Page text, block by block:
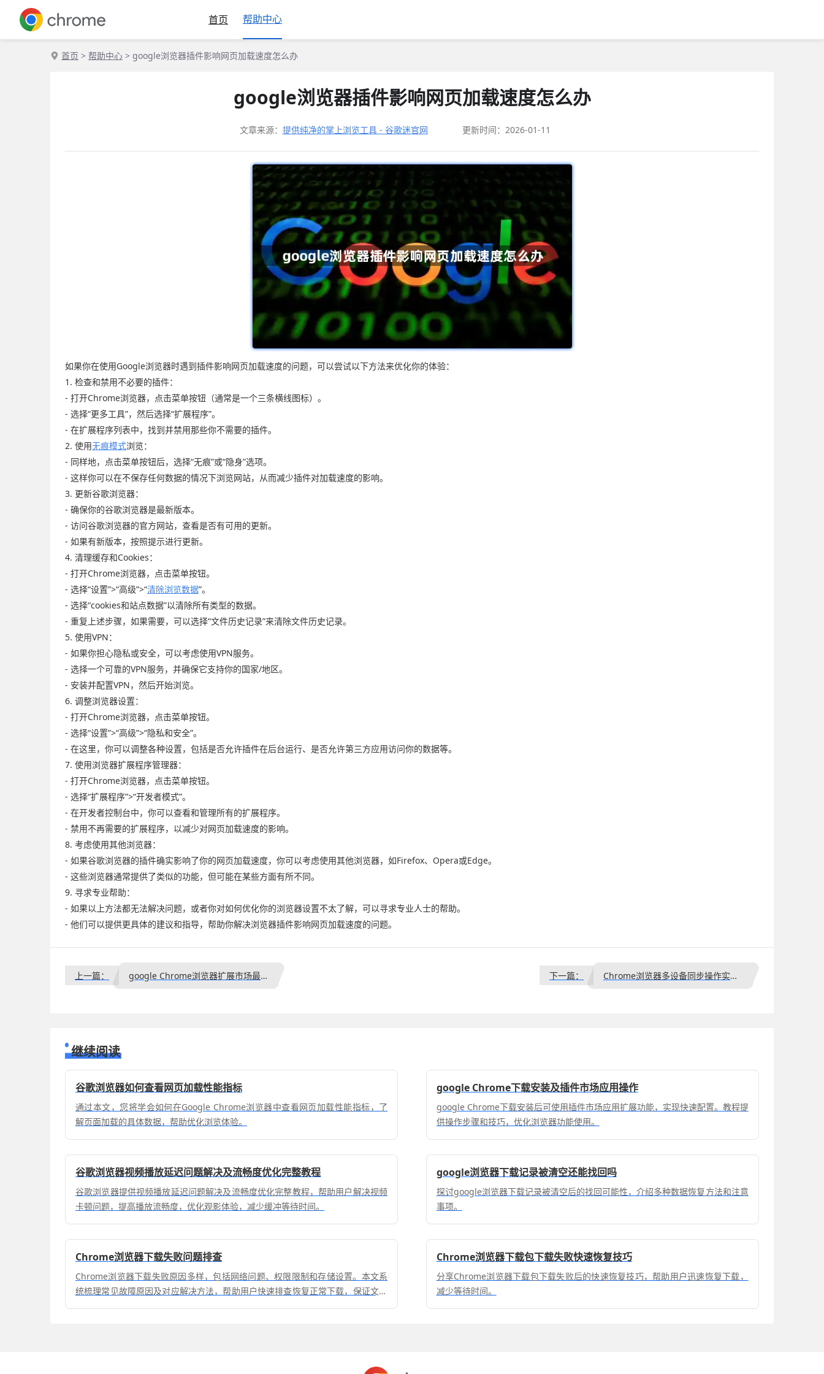
首页 帮助中心
首页 > 帮助中心 > google浏览器插件影响网页加载速度怎么办
google浏览器插件影响网页加载速度怎么办
文章来源： 提供纯净的掌上浏览工具 - 谷歌迷官网 更新时间：2026-01-11
如果你在使用Google浏览器时遇到插件影响网页加载速度的问题，可以尝试以下方法来优化你的体验：
1. 检查和禁用不必要的插件：
- 打开Chrome浏览器，点击菜单按钮（通常是一个三条横线图标）。
- 选择“更多工具”，然后选择“扩展程序”。
- 在扩展程序列表中，找到并禁用那些你不需要的插件。
2. 使用无痕模式浏览：
- 同样地，点击菜单按钮后，选择“无痕”或“隐身”选项。
- 这样你可以在不保存任何数据的情况下浏览网站，从而减少插件对加载速度的影响。
3. 更新谷歌浏览器：
- 确保你的谷歌浏览器是最新版本。
- 访问谷歌浏览器的官方网站，查看是否有可用的更新。
- 如果有新版本，按照提示进行更新。
4. 清理缓存和Cookies：
- 打开Chrome浏览器，点击菜单按钮。
- 选择“设置”>“高级”>“清除浏览数据”。
- 选择“cookies和站点数据”以清除所有类型的数据。
- 重复上述步骤，如果需要，可以选择“文件历史记录”来清除文件历史记录。
5. 使用VPN：
- 如果你担心隐私或安全，可以考虑使用VPN服务。
- 选择一个可靠的VPN服务，并确保它支持你的国家/地区。
- 安装并配置VPN，然后开始浏览。
6. 调整浏览器设置：
- 打开Chrome浏览器，点击菜单按钮。
- 选择“设置”>“高级”>“隐私和安全”。
- 在这里，你可以调整各种设置，包括是否允许插件在后台运行、是否允许第三方应用访问你的数据等。
7. 使用浏览器扩展程序管理器：
- 打开Chrome浏览器，点击菜单按钮。
- 选择“扩展程序”>“开发者模式”。
- 在开发者控制台中，你可以查看和管理所有的扩展程序。
- 禁用不再需要的扩展程序，以减少对网页加载速度的影响。
8. 考虑使用其他浏览器：
- 如果谷歌浏览器的插件确实影响了你的网页加载速度，你可以考虑使用其他浏览器，如Firefox、Opera或Edge。
- 这些浏览器通常提供了类似的功能，但可能在某些方面有所不同。
9. 寻求专业帮助：
- 如果以上方法都无法解决问题，或者你对如何优化你的浏览器设置不太了解，可以寻求专业人士的帮助。
- 他们可以提供更具体的建议和指导，帮助你解决浏览器插件影响网页加载速度的问题。
上一篇： google Chrome浏览器扩展市场最新趋势分析 下一篇： Chrome浏览器多设备同步操作实战教程
继续阅读
谷歌浏览器如何查看网页加载性能指标
通过本文，您将学会如何在Google Chrome浏览器中查看网页加载性能指标，了
解页面加载的具体数据，帮助优化浏览体验。
google Chrome下载安装及插件市场应用操作
google Chrome下载安装后可使用插件市场应用扩展功能，实现快速配置。教程提
供操作步骤和技巧，优化浏览器功能使用。
谷歌浏览器视频播放延迟问题解决及流畅度优化完整教程
谷歌浏览器提供视频播放延迟问题解决及流畅度优化完整教程，帮助用户解决视频
卡顿问题，提高播放流畅度，优化观影体验，减少缓冲等待时间。
google浏览器下载记录被清空还能找回吗
探讨google浏览器下载记录被清空后的找回可能性，介绍多种数据恢复方法和注意
事项。
Chrome浏览器下载失败问题排查
Chrome浏览器下载失败原因多样，包括网络问题、权限限制和存储设置。本文系
统梳理常见故障原因及对应解决方法，帮助用户快速排查恢复正常下载，保证文件
获取顺畅。
Chrome浏览器下载包下载失败快速恢复技巧
分享Chrome浏览器下载包下载失败后的快速恢复技巧，帮助用户迅速恢复下载，
减少等待时间。